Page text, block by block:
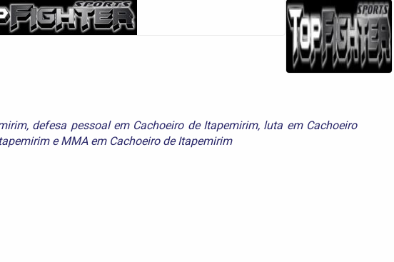
, defesa pessoal em Cachoeiro de Itapemirim, luta em Cachoeiro
eMMA em Cachoeiro de Itapemirim